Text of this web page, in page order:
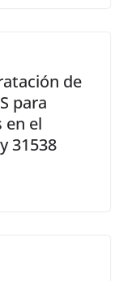
de
para
en el
31538